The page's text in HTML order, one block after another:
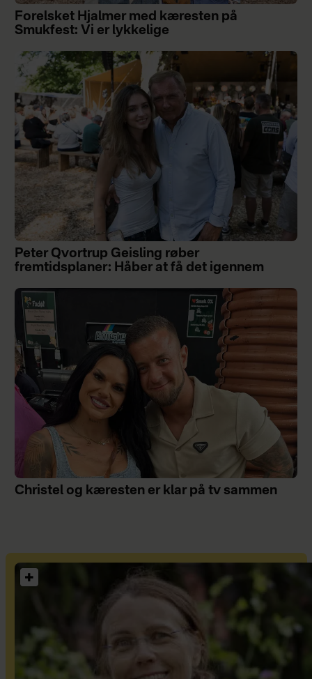
Forelsket Hjalmer med kæresten på
Smukfest: Vi er lykkelige
Peter Qvortrup Geisling røber
fremtidsplaner: Håber at få det igennem
Christel og kæresten er klar på tv sammen